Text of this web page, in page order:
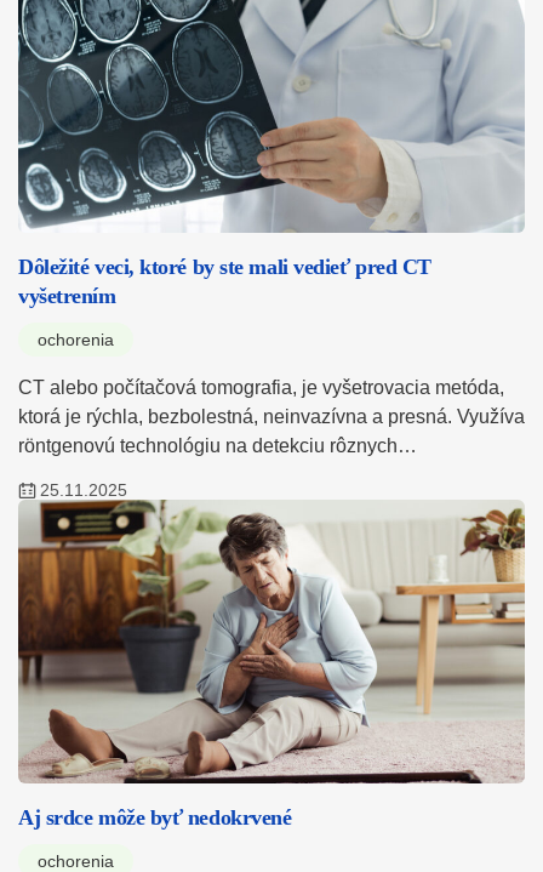
Dôležité veci, ktoré by ste mali vedieť pred CT
vyšetrením
ochorenia
CT alebo počítačová tomografia, je vyšetrovacia metóda,
ktorá je rýchla, bezbolestná, neinvazívna a presná. Využíva
röntgenovú technológiu na detekciu rôznych…
25.11.2025
Aj srdce môže byť nedokrvené
ochorenia